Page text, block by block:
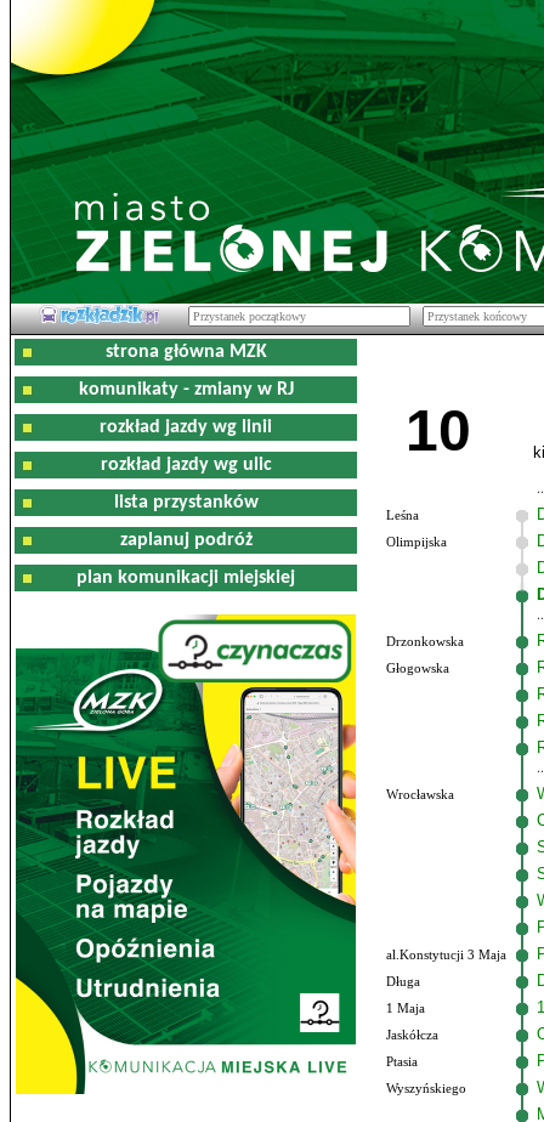
strona główna MZK
komunikaty - zmiany w RJ
rozkład jazdy wg linii
rozkład jazdy wg ulic
lista przystanków
zaplanuj podróż
plan komunikacji miejskiej
10
Leśna
Olimpijska
Drzonkowska
Głogowska
Wrocławska
al.Konstytucji 3 Maja
Długa
1 Maja
Jaskółcza
Ptasia
Wyszyńskiego